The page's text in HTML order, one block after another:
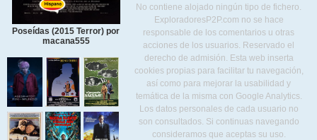
Poseídas (2015 Terror) por
macana555
No contiene alojado ningún tipo de fichero.
ExploradoresP2P.com no se hace
responsable de los comentarios u otras
acciones de los usuarios. Reservado el
derecho de admisión. Esta web inserta
cookies propias para facilitar tu navegación,
así como para mejorar la usabilidad y
temática de la misma con Google Analytics.
Los datos personales de cada usuario no
son consultados. Si continuas navegando
consideramos que aceptas su uso.